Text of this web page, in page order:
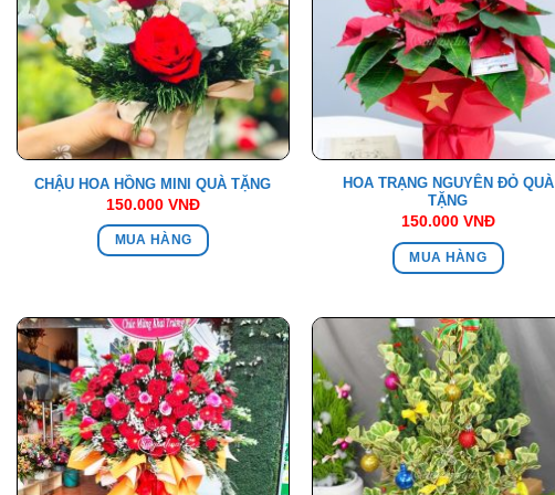
CHẬU HOA HỒNG MINI QUÀ TẶNG
150.000 VNĐ
MUA HÀNG
HOA TRẠNG NGUYÊN ĐỎ QUÀ
TẶNG
150.000 VNĐ
MUA HÀNG